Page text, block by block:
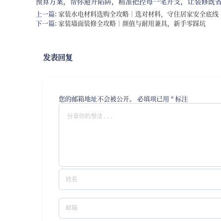
上一篇: 家装水电材料选购全攻略｜选对材料，守住居家安全底线
下一篇: 家装墙面装修全攻略｜颜值与耐用兼具，新手零踩坑
发表回复
您的邮箱地址不会被公开。 必填项已用 *标注